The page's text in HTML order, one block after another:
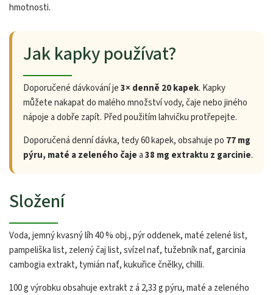
hmotnosti.
Jak kapky používat?
Doporučené dávkování je3× denně 20 kapek. Kapky
můžete nakapat do malého množství vody, čaje nebo jiného
nápoje a dobře zapít. Před použitím lahvičku protřepejte.
Doporučená denní dávka, tedy 60 kapek, obsahuje po 77 mg
pýru, maté a zeleného čajea38 mg extraktu z garcinie.
Složení
Voda, jemný kvasný líh 40 % obj., pýr oddenek, maté zelené list,
pampeliška list, zelený čaj list, svízel nať, tužebník nať, garcinia
cambogia extrakt, tymián nať, kukuřice čnělky, chilli.
100 g výrobku obsahuje extrakt z á 2,33 g pýru, maté a zeleného